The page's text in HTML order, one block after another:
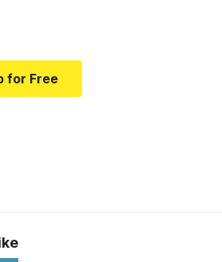
for Free